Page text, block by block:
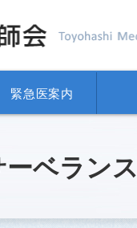
緊急医案内
ベランス